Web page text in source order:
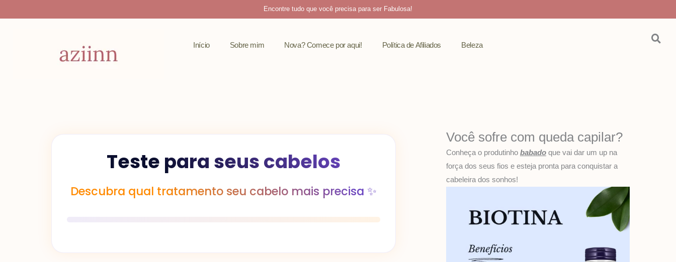
para
Encontre tudo que você precisa para ser Fabulosa!
Início Sobre mim Nova? Comece por aqui! Política de Afiliados Beleza
Teste para seus cabelos
Descubra qual tratamento seu cabelo mais precisa ✨
Você sofre com queda capilar?
Conheça o produtinho babadoque vai dar um up na
força dos seus fios e esteja pronta para conquistar a
cabeleira dos sonhos!